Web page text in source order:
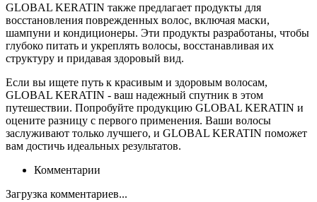
GLOBAL KERATIN также предлагает продукты для
восстановления поврежденных волос, включая маски,
шампуни и кондиционеры. Эти продукты разработаны, чтобы
глубоко питать и укреплять волосы, восстанавливая их
структуру и придавая здоровый вид.
Если вы ищете путь к красивым и здоровым волосам,
GLOBAL KERATIN - ваш надежный спутник в этом
путешествии. Попробуйте продукцию GLOBAL KERATIN и
оцените разницу с первого применения. Ваши волосы
заслуживают только лучшего, и GLOBAL KERATIN поможет
вам достичь идеальных результатов.
Комментарии
Загрузка комментариев...